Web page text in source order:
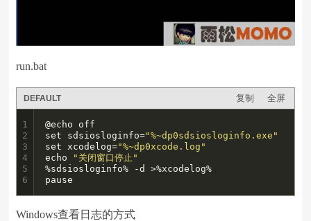
run.bat
DEFAULT 复制 全屏
1
2
3
4
5
6
@echo off
set sdsiosloginfo="%~dp0sdsiosloginfo.exe"
set xcodelog="%~dp0xcode.log"
echo
"关闭窗口停止"
%sdsiosloginfo% -d >%xcodelog%
pause
Windows查看日志的方式